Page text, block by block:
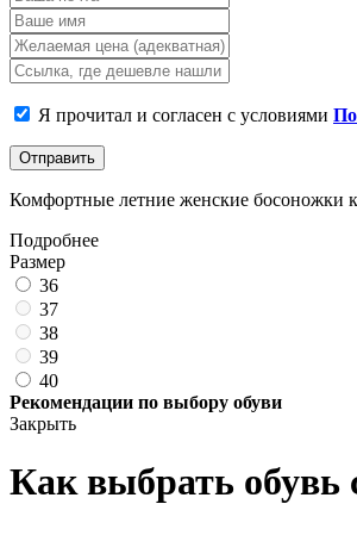
Я прочитал и согласен с условиями
Отправить
Комфортные летние женские босоножки
Подробнее
Размер
36
37
38
39
40
Рекомендации по выбору обуви
Закрыть
Как выбрать обувь